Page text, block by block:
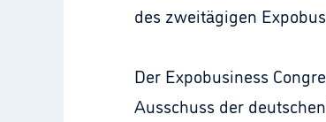
des zweitägigen
Der Expobusiness
Ausschuss der